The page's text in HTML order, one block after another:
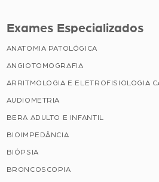
Exames Especializados
ANATOMIA PATOLÓGICA
ANGIOTOMOGRAFIA
ARRITMOLOGIA E ELETROFISIOLOGIA
AUDIOMETRIA
BERA ADULTO E INFANTIL
BIOIMPEDÂNCIA
BIÓPSIA
BRONCOSCOPIA